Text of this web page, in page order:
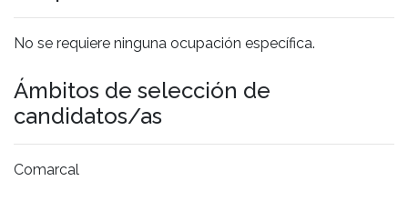
No se requiere ninguna ocupación específica.
Ámbitos de selección de
candidatos/as
Comarcal